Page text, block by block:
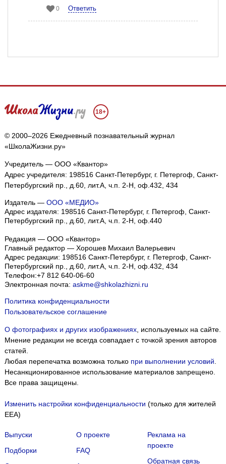
0 Ответить
18+
© 2000–2026 Ежедневный познавательный журнал
«ШколаЖизни.ру»
Учредитель — ООО «Квантор»
Адрес учредителя: 198516 Санкт-Петербург, г. Петергоф, Санкт-
Петербургский пр., д.60, лит.А, ч.п. 2-Н, оф.432, 434
Издатель — ООО «МЕДИО»
Адрес издателя: 198516 Санкт-Петербург, г. Петергоф, Санкт-
Петербургский пр., д.60, лит.А, ч.п. 2-Н, оф.440
Редакция — ООО «Квантор»
Главный редактор — Хорошев Михаил Валерьевич
Адрес редакции: 198516 Санкт-Петербург, г. Петергоф, Санкт-
Петербургский пр., д.60, лит.А, ч.п. 2-Н, оф.432, 434
Телефон:+7 812 640-06-60
Электронная почта: askme@shkolazhizni.ru
Политика конфиденциальности
Пользовательское соглашение
О фотографиях и других изображениях, используемых на сайте.
Мнение редакции не всегда совпадает с точкой зрения авторов
статей.
Любая перепечатка возможна только при выполнении условий.
Несанкционированное использование материалов запрещено.
Все права защищены.
Изменить настройки конфиденциальности (только для жителей
EEA)
Выпуски
Подборки
О проекте
FAQ
Реклама на
проекте
Обратная связь